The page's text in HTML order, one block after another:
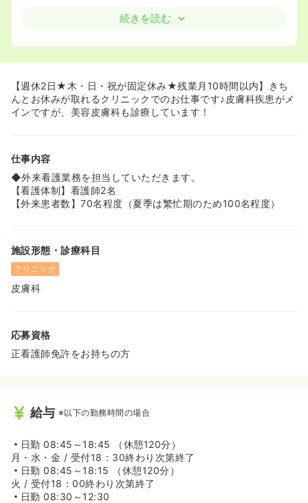
続きを読む
【週休2日★木・日・祝が固定休み★残業月10時間以内】きち
んとお休みが取れるクリニックでのお仕事です♪皮膚科疾患がメ
インですが、美容皮膚科も診療しています！
仕事内容
◆外来看護業務を担当していただきます。
【看護体制】看護師2名
【外来患者数】70名程度（夏季は繁忙期のため100名程度）
施設形態・診療科目
クリニック
皮膚科
応募資格
正看護師免許をお持ちの方
給与 ※以下の勤務時間の場合
日勤 08:45～18:45 （休憩120分）
月・水・金 / 受付18：30終わり次第終了
日勤 08:45～18:15 （休憩120分）
火 / 受付18：00終わり次第終了
日勤 08:30～12:30